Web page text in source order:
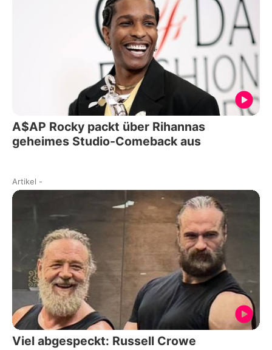
A$AP Rocky packt über Rihannas
geheimes Studio-Comeback aus
Artikel -
Viel abgespeckt: Russell Crowe